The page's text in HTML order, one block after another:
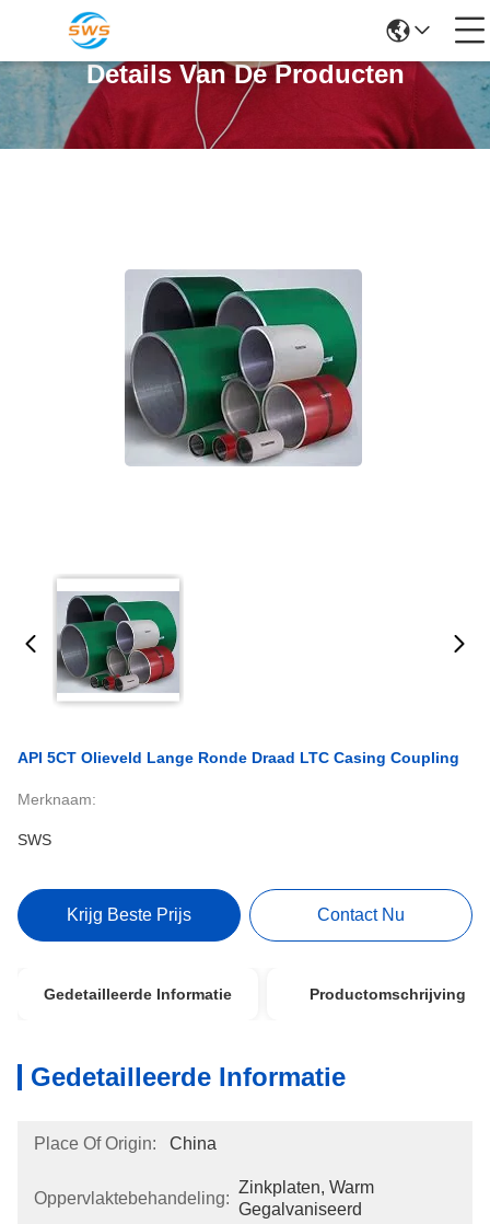
Details Van De Producten
API 5CT Olieveld Lange Ronde Draad LTC Casing Coupling
Merknaam:
SWS
Krijg Beste Prijs Contact Nu
Gedetailleerde Informatie Productomschrijving
Gedetailleerde Informatie
Place Of Origin: China
Oppervlaktebehandeling:
Zinkplaten, Warm
Gegalvaniseerd